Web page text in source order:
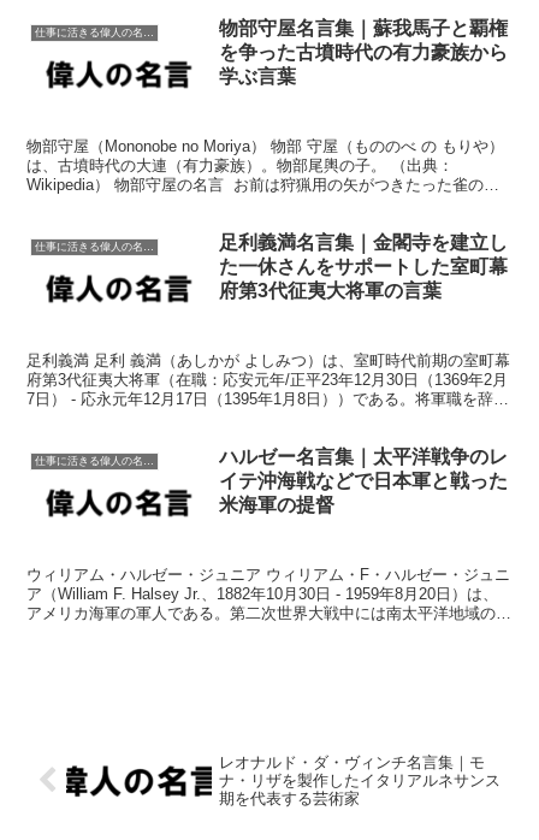
物部守屋名言集｜蘇我馬子と覇権
を争った古墳時代の有力豪族から
学ぶ言葉
物部守屋（Mononobe no Moriya） 物部 守屋（もののべ の もりや）
は、古墳時代の大連（有力豪族）。物部尾輿の子。 （出典：
Wikipedia） 物部守屋の名言 お前は狩猟用の矢がつきたった雀のよ
足利義満名言集｜金閣寺を建立し
た一休さんをサポートした室町幕
府第3代征夷大将軍の言葉
足利義満 足利 義満（あしかが よしみつ）は、室町時代前期の室町幕
府第3代征夷大将軍（在職：応安元年/正平23年12月30日（1369年2月
7日） - 応永元年12月17日（1395年1月8日））である。将軍職を辞し
ハルゼー名言集｜太平洋戦争のレ
イテ沖海戦などで日本軍と戦った
米海軍の提督
ウィリアム・ハルゼー・ジュニア ウィリアム・F・ハルゼー・ジュニ
ア（William F. Halsey Jr.、1882年10月30日 - 1959年8月20日）は、
アメリカ海軍の軍人である。第二次世界大戦中には南太平洋地域の指
レオナルド・ダ・ヴィンチ名言集｜モ
ナ・リザを製作したイタリアルネサンス
期を代表する芸術家